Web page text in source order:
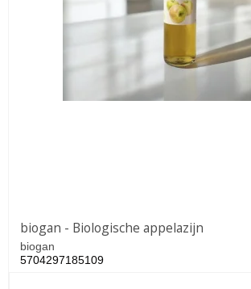
biogan - Biologische appelazijn
biogan
5704297185109